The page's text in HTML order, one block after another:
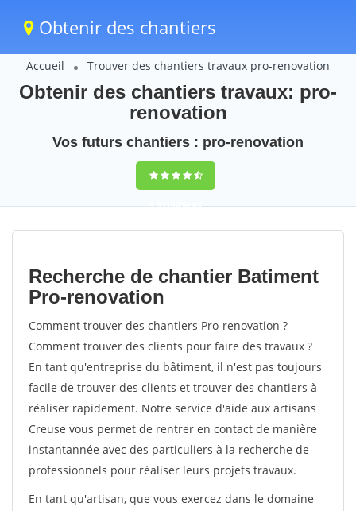
Obtenir des chantiers
Accueil Trouver des chantiers travaux pro-renovation
Obtenir des chantiers travaux: pro-
renovation
Vos futurs chantiers : pro-renovation
9,5(100%)63
votes
Recherche de chantier Batiment
Pro-renovation
Comment trouver des chantiers Pro-renovation ?
Comment trouver des clients pour faire des travaux ?
En tant qu'entreprise du bâtiment, il n'est pas toujours
facile de trouver des clients et trouver des chantiers à
réaliser rapidement. Notre service d'aide aux artisans
Creuse vous permet de rentrer en contact de manière
instantannée avec des particuliers à la recherche de
professionnels pour réaliser leurs projets travaux.
En tant qu'artisan, que vous exercez dans le domaine